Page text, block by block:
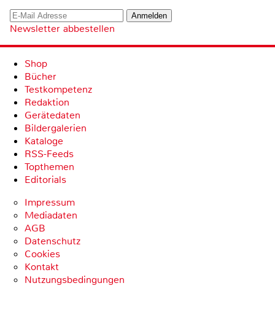
Newsletter abbestellen
Shop
Bücher
Testkompetenz
Redaktion
Gerätedaten
Bildergalerien
Kataloge
RSS-Feeds
Topthemen
Editorials
Impressum
Mediadaten
AGB
Datenschutz
Cookies
Kontakt
Nutzungsbedingungen